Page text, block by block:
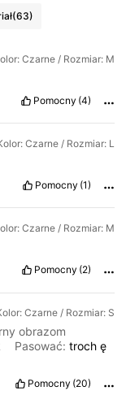
(63)
Czarne / Rozmiar: M
Pomocny (4)
Czarne / Rozmiar: L
Pomocny (1)
Czarne / Rozmiar: M
Pomocny (2)
Czarne / Rozmiar: S
obrazom
Pasować: troch ę
Pomocny (20)